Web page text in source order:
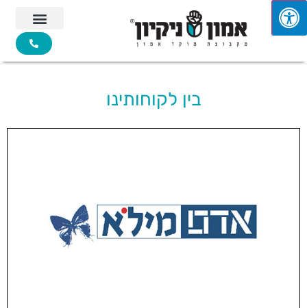
בין לקוחותינו